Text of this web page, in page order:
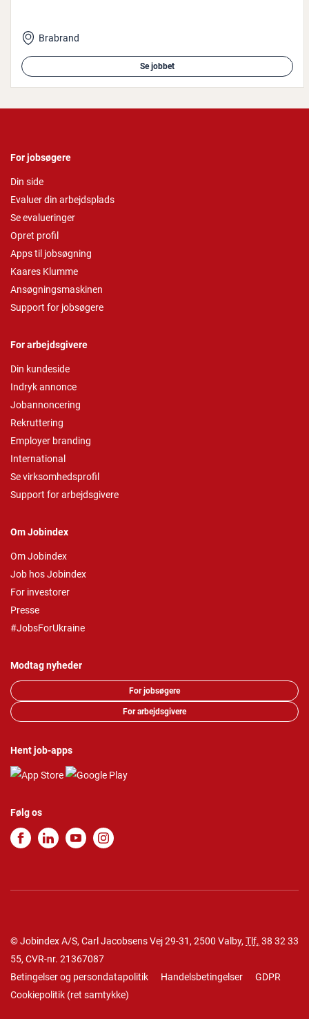
Brabrand
Se jobbet
For jobsøgere
Din side
Evaluer din arbejdsplads
Se evalueringer
Opret profil
Apps til jobsøgning
Kaares Klumme
Ansøgningsmaskinen
Support for jobsøgere
For arbejdsgivere
Din kundeside
Indryk annonce
Jobannoncering
Rekruttering
Employer branding
International
Se virksomhedsprofil
Support for arbejdsgivere
Om Jobindex
Om Jobindex
Job hos Jobindex
For investorer
Presse
#JobsForUkraine
Modtag nyheder
For jobsøgere
For arbejdsgivere
Hent job-apps
Følg os
© Jobindex A/S, Carl Jacobsens Vej 29-31, 2500 Valby, Tlf. 38 32 33
55, CVR-nr. 21367087
Betingelser og persondatapolitik
Handelsbetingelser
GDPR
Cookiepolitik (ret samtykke)